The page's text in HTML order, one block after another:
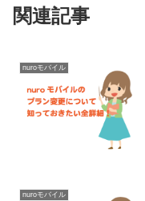
関連記事
nuroモバイル
nuroモバイル